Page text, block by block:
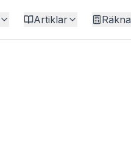
Artiklar Räkna